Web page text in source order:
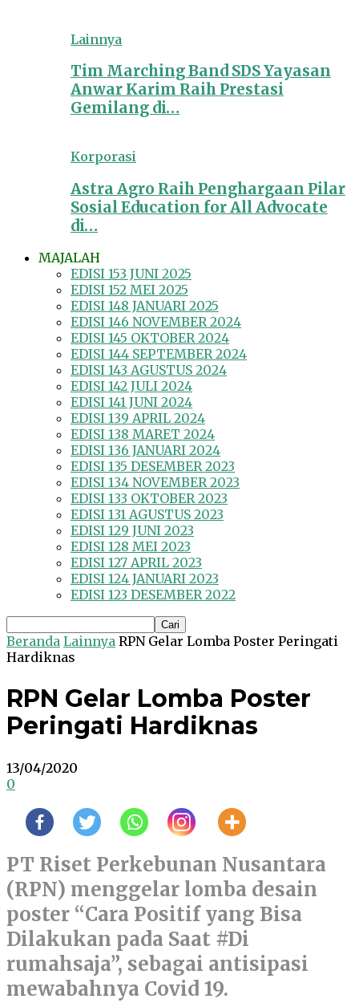
Lainnya
Tim Marching Band SDS Yayasan
Anwar Karim Raih Prestasi
Gemilang di…
Korporasi
Astra Agro Raih Penghargaan Pilar
Sosial Education for All Advocate
di…
MAJALAH
EDISI 153 JUNI 2025
EDISI 152 MEI 2025
EDISI 148 JANUARI 2025
EDISI 146 NOVEMBER 2024
EDISI 145 OKTOBER 2024
EDISI 144 SEPTEMBER 2024
EDISI 143 AGUSTUS 2024
EDISI 142 JULI 2024
EDISI 141 JUNI 2024
EDISI 139 APRIL 2024
EDISI 138 MARET 2024
EDISI 136 JANUARI 2024
EDISI 135 DESEMBER 2023
EDISI 134 NOVEMBER 2023
EDISI 133 OKTOBER 2023
EDISI 131 AGUSTUS 2023
EDISI 129 JUNI 2023
EDISI 128 MEI 2023
EDISI 127 APRIL 2023
EDISI 124 JANUARI 2023
EDISI 123 DESEMBER 2022
Beranda Lainnya RPN Gelar Lomba Poster Peringati
Hardiknas
RPN Gelar Lomba Poster
Peringati Hardiknas
13/04/2020
0
PT Riset Perkebunan Nusantara
(RPN) menggelar lomba desain
poster “Cara Positif yang Bisa
Dilakukan pada Saat #Di
rumahsaja”, sebagai antisipasi
mewabahnya Covid 19.